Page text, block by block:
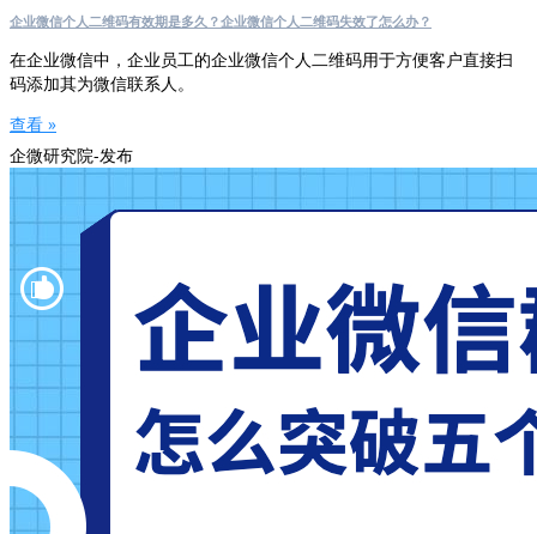
企业微信个人二维码有效期是多久？企业微信个人二维码失效了怎么办？
在企业微信中，企业员工的企业微信个人二维码用于方便客户直接扫
码添加其为微信联系人。
查看 »
企微研究院-发布